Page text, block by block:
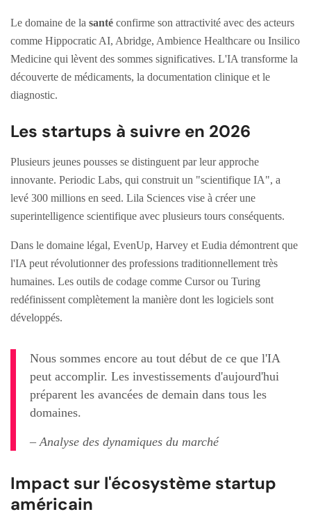
Le domaine de la santé confirme son attractivité avec des acteurs
comme Hippocratic AI, Abridge, Ambience Healthcare ou Insilico
Medicine qui lèvent des sommes significatives. L'IA transforme la
découverte de médicaments, la documentation clinique et le
diagnostic.
Les startups à suivre en 2026
Plusieurs jeunes pousses se distinguent par leur approche
innovante. Periodic Labs, qui construit un "scientifique IA", a
levé 300 millions en seed. Lila Sciences vise à créer une
superintelligence scientifique avec plusieurs tours conséquents.
Dans le domaine légal, EvenUp, Harvey et Eudia démontrent que
l'IA peut révolutionner des professions traditionnellement très
humaines. Les outils de codage comme Cursor ou Turing
redéfinissent complètement la manière dont les logiciels sont
développés.
Nous sommes encore au tout début de ce que l'IA
peut accomplir. Les investissements d'aujourd'hui
préparent les avancées de demain dans tous les
domaines.
– Analyse des dynamiques du marché
Impact sur l'écosystème startup
américain